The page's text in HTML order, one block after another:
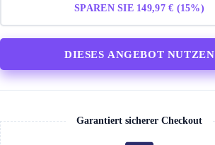
SPAREN SIE 149,97 € (15%)
DIESES ANGEBOT NUTZEN
Garantiert sicherer Checkout